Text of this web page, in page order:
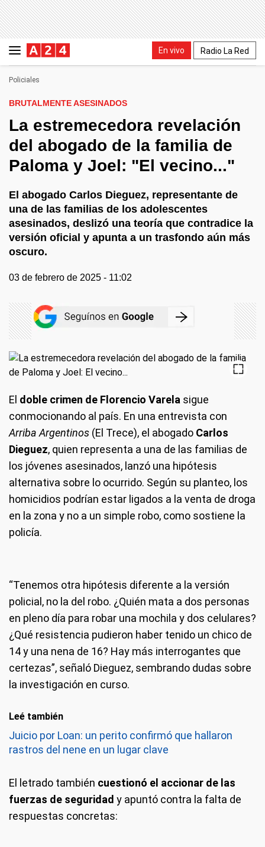
En vivo Radio La Red
Policiales
BRUTALMENTE ASESINADOS
La estremecedora revelación
del abogado de la familia de
Paloma y Joel: "El vecino..."
El abogado Carlos Dieguez, representante de
una de las familias de los adolescentes
asesinados, deslizó una teoría que contradice la
versión oficial y apunta a un trasfondo aún más
oscuro.
03 de febrero de 2025 - 11:02
El doble crimen de Florencio Varela sigue
conmocionando al país. En una entrevista con
Arriba Argentinos (El Trece), el abogado Carlos
Dieguez, quien representa a una de las familias de
los jóvenes asesinados, lanzó una hipótesis
alternativa sobre lo ocurrido. Según su planteo, los
homicidios podrían estar ligados a la venta de droga
en la zona y no a un simple robo, como sostiene la
policía.
“Tenemos otra hipótesis diferente a la versión
policial, no la del robo. ¿Quién mata a dos personas
en pleno día para robar una mochila y dos celulares?
¿Qué resistencia pudieron haber tenido un chico de
14 y una nena de 16? Hay más interrogantes que
certezas”, señaló Dieguez, sembrando dudas sobre
la investigación en curso.
Leé también
Juicio por Loan: un perito confirmó que hallaron
rastros del nene en un lugar clave
El letrado también cuestionó el accionar de las
fuerzas de seguridad y apuntó contra la falta de
respuestas concretas: